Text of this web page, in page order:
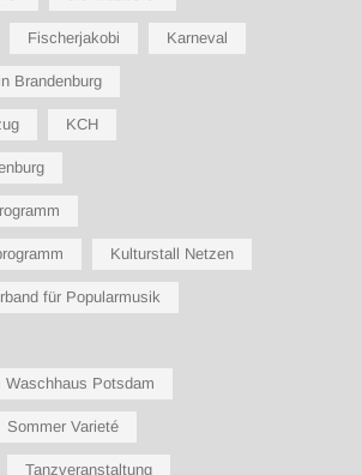
Fischerjakobi Karneval
Brandenburg
KCH
Kulturstall Netzen
für Popularmusik
Waschhaus Potsdam
Sommer Varieté
Tanzveranstaltung